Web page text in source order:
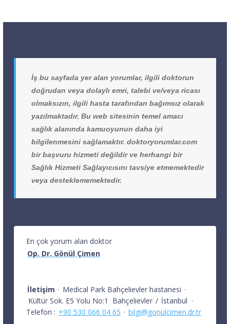
İş bu sayfada yer alan yorumlar, ilgili doktorun
doğrudan veya dolaylı emri, talebi ve/veya ricası
olmaksızın, ilgili hasta tarafından bağımsız olarak
yazılmaktadır. Bu web sitesinin temel amacı
sağlık alanında kamuoyunun daha iyi
bilgilenmesini sağlamaktır. doktoryorumlar.com
bir başvuru hizmeti değildir ve herhangi bir
Sağlık Hizmeti Sağlayıcısını tavsiye etmemektedir
veya desteklememektedir.
En çok yorum alan doktor
Op. Dr. Gönül Çimen
İletişim · Medical Park Bahçelievler hastanesi ·
Kültür Sok. E5 Yolu No:1
Bahçelievler / İstanbul ·
Telefon : +90 530 066 04 65 · bilgi@gonulcimen.dr.tr